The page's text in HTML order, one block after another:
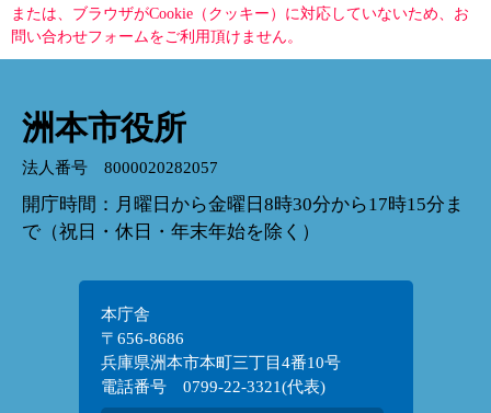
または、ブラウザがCookie（クッキー）に対応していないため、お
問い合わせフォームをご利用頂けません。
洲本市役所
法人番号 8000020282057
開庁時間：月曜日から金曜日8時30分から17時15分ま
で（祝日・休日・年末年始を除く）
本庁舎
〒656-8686
兵庫県洲本市本町三丁目4番10号
電話番号 0799-22-3321(代表)